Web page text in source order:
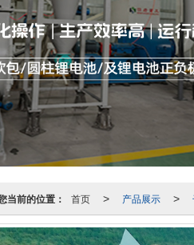
当前的位置： 首页 > 产品展示 >